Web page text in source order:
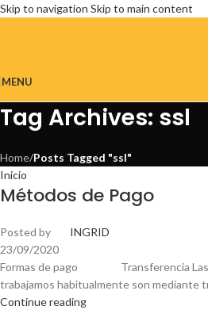
Skip to navigation Skip to main content
MENU
Tag Archives: ssl
Home/Posts Tagged "ssl"
Inicio
Métodos de Pago
Posted by
INGRID
23/09/2020
Formas de pago Transferencia Las
trabajamos habitualmente son mediante
Continue reading